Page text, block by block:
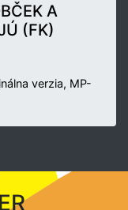
A
(FK)
verzia, MP-